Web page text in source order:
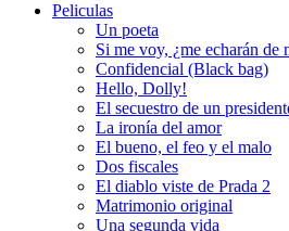
Peliculas
Un poeta
Si me voy, ¿me echarán de
Confidencial (Black bag)
Hello, Dolly!
El secuestro de un
La ironía del amor
El bueno, el feo y el malo
Dos fiscales
El diablo viste de Prada 2
Matrimonio original
Una segunda vida